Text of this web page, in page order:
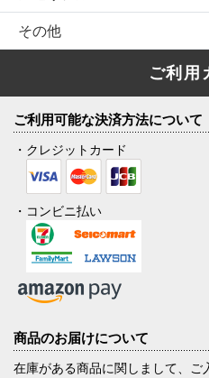
その他
ご利用
ご利用可能な決済方法について
・クレジットカード
・コンビニ払い
商品のお届けについて
在庫がある商品に関しまして、